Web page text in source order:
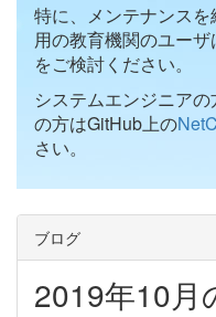
特に、メンテナンス
用の教育機関のユー
をご検討ください。
システムエンジニア
の方はGitHub上の
さい。
ブログ
2019年10月